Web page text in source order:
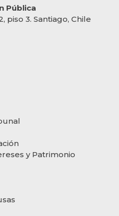
Pública
piso 3. Santiago, Chile
y Patrimonio